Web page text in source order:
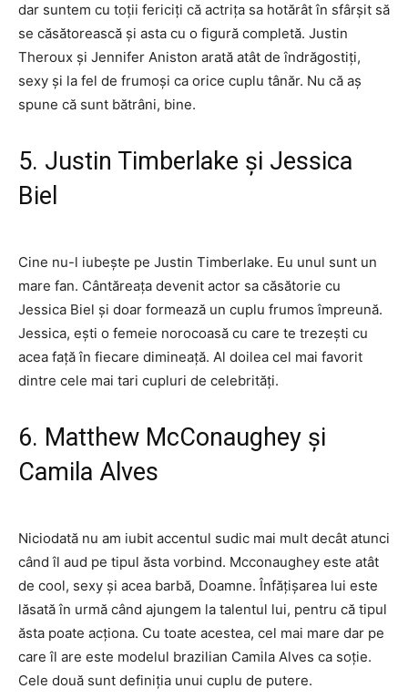
dar suntem cu toții fericiți că actrița sa hotărât în ​​sfârșit să
se căsătorească și asta cu o figură completă. Justin
Theroux și Jennifer Aniston arată atât de îndrăgostiți,
sexy și la fel de frumoși ca orice cuplu tânăr. Nu că aș
spune că sunt bătrâni, bine.
5. Justin Timberlake și Jessica
Biel
Cine nu-l iubește pe Justin Timberlake. Eu unul sunt un
mare fan. Cântăreața devenit actor sa căsătorie cu
Jessica Biel și doar formează un cuplu frumos împreună.
Jessica, ești o femeie norocoasă cu care te trezești cu
acea față în fiecare dimineață. Al doilea cel mai favorit
dintre cele mai tari cupluri de celebrități.
6. Matthew McConaughey și
Camila Alves
Niciodată nu am iubit accentul sudic mai mult decât atunci
când îl aud pe tipul ăsta vorbind. Mcconaughey este atât
de cool, sexy și acea barbă, Doamne. Înfățișarea lui este
lăsată în urmă când ajungem la talentul lui, pentru că tipul
ăsta poate acționa. Cu toate acestea, cel mai mare dar pe
care îl are este modelul brazilian Camila Alves ca soție.
Cele două sunt definiția unui cuplu de putere.